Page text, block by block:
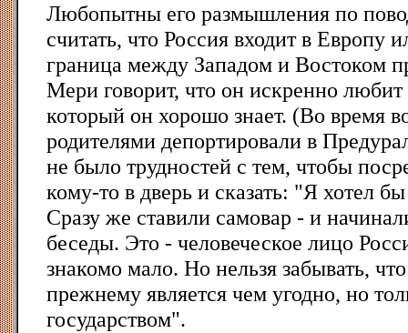
Любопытны его размышления по
считать, что Россия входит в Европу
граница между Западом и Востоком
Мери говорит, что он искренно
который он хорошо знает. (Во время
родителями депортировали в
не было трудностей с тем, чтобы
кому-то в дверь и сказать: "Я хотел
Сразу же ставили самовар - и
беседы. Это - человеческое лицо
знакомо мало. Но нельзя забывать,
прежнему является чем угодно, но
государством".